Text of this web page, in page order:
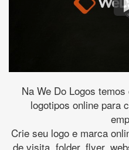
Na We Do Logos
logotipos online para
Crie seu logo e marca
de visita, folder, flyer,